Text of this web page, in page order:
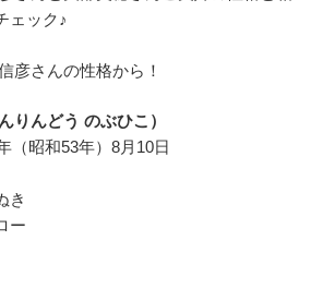
ェック♪
彦さんの性格から！
りんどう のぶひこ）
（昭和53年）8月10日
き
ー